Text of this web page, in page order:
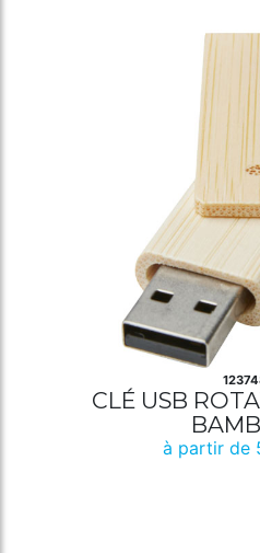
CLÉ USB
à partir de